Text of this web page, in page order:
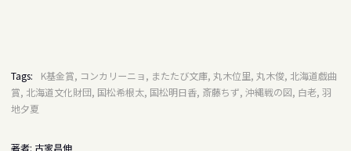
Tags:
K基金賞, コンカリーニョ, またたび文庫, 丸木位里, 丸木俊, 北海道戯曲
賞, 北海道文化財団, 国松希根太, 国松明日香, 斎藤ちず, 沖縄戦の図, 白老, 羽
地夕夏
著者: 古家昌伸